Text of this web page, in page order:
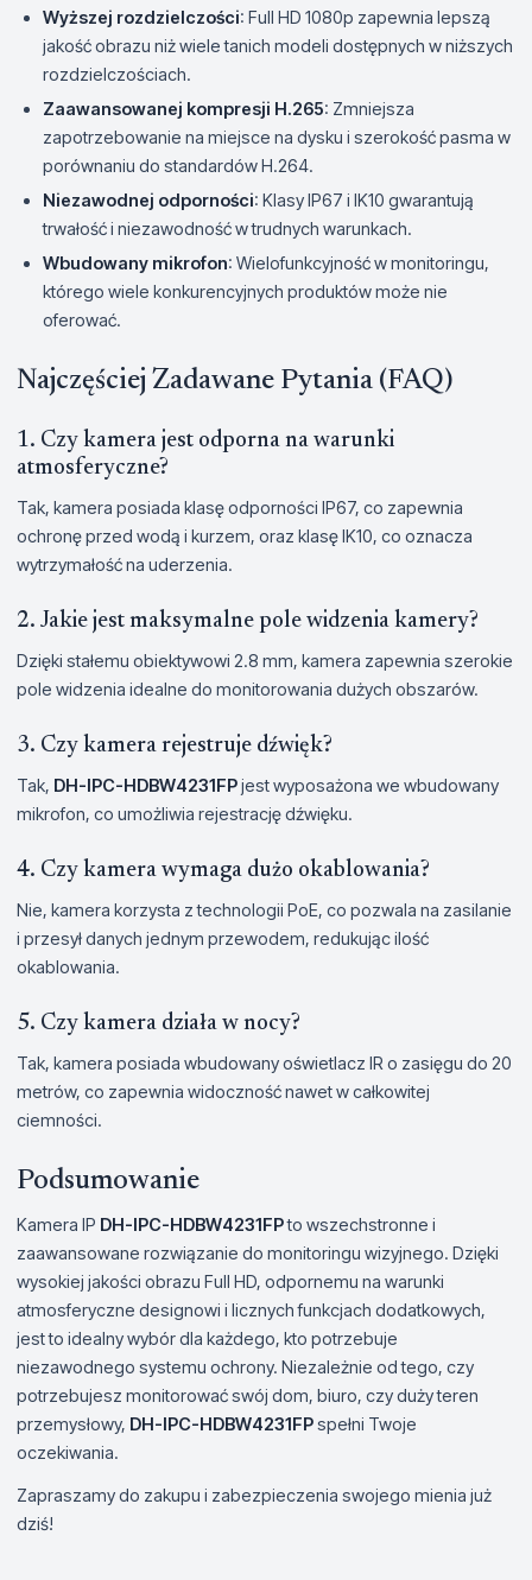
Wyższej rozdzielczości: Full HD 1080p zapewnia lepszą
jakość obrazu niż wiele tanich modeli dostępnych w niższych
rozdzielczościach.
Zaawansowanej kompresji H.265: Zmniejsza
zapotrzebowanie na miejsce na dysku i szerokość pasma w
porównaniu do standardów H.264.
Niezawodnej odporności: Klasy IP67 i IK10 gwarantują
trwałość i niezawodność w trudnych warunkach.
Wbudowany mikrofon: Wielofunkcyjność w monitoringu,
którego wiele konkurencyjnych produktów może nie
oferować.
Najczęściej Zadawane Pytania (FAQ)
1. Czy kamera jest odporna na warunki
atmosferyczne?
Tak, kamera posiada klasę odporności IP67, co zapewnia
ochronę przed wodą i kurzem, oraz klasę IK10, co oznacza
wytrzymałość na uderzenia.
2. Jakie jest maksymalne pole widzenia kamery?
Dzięki stałemu obiektywowi 2.8 mm, kamera zapewnia szerokie
pole widzenia idealne do monitorowania dużych obszarów.
3. Czy kamera rejestruje dźwięk?
Tak, DH-IPC-HDBW4231FPjest wyposażona we wbudowany
mikrofon, co umożliwia rejestrację dźwięku.
4. Czy kamera wymaga dużo okablowania?
Nie, kamera korzysta z technologii PoE, co pozwala na zasilanie
i przesył danych jednym przewodem, redukując ilość
okablowania.
5. Czy kamera działa w nocy?
Tak, kamera posiada wbudowany oświetlacz IR o zasięgu do 20
metrów, co zapewnia widoczność nawet w całkowitej
ciemności.
Podsumowanie
Kamera IP DH-IPC-HDBW4231FPto wszechstronne i
zaawansowane rozwiązanie do monitoringu wizyjnego. Dzięki
wysokiej jakości obrazu Full HD, odpornemu na warunki
atmosferyczne designowi i licznych funkcjach dodatkowych,
jest to idealny wybór dla każdego, kto potrzebuje
niezawodnego systemu ochrony. Niezależnie od tego, czy
potrzebujesz monitorować swój dom, biuro, czy duży teren
przemysłowy, DH-IPC-HDBW4231FPspełni Twoje
oczekiwania.
Zapraszamy do zakupu i zabezpieczenia swojego mienia już
dziś!